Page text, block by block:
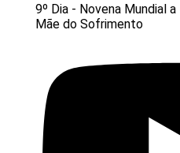
9º Dia - Novena Mundial
Mãe do Sofrimento